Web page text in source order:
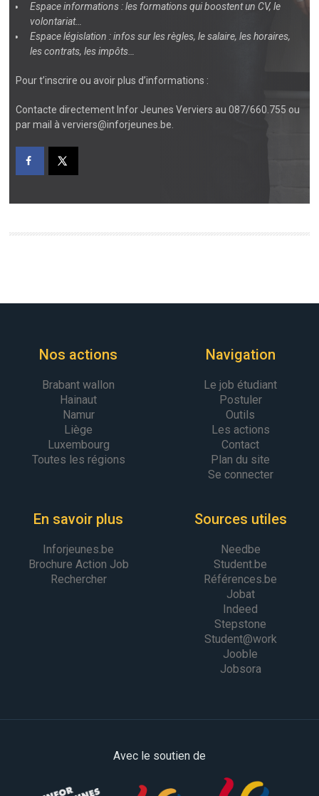
Espace informations : les formations qui boostent un CV, le
volontariat…
Espace législation : infos sur les règles, le salaire, les horaires,
les contrats, les impôts…
Pour t’inscrire ou avoir plus d’informations :
Contacte directement Infor Jeunes Verviers au 087/660.755 ou
par mail à verviers@inforjeunes.be.
Nos actions
Brabant wallon
Hainaut
Namur
Liège
Luxembourg
Toutes les régions
Navigation
Le job étudiant
Postuler
Outils
Les actions
Contact
Plan du site
Se connecter
En savoir plus
Inforjeunes.be
Brochure Action Job
Rechercher
Sources utiles
Needbe
Student.be
Références.be
Jobat
Indeed
Stepstone
Student@work
Jooble
Jobsora
Avec le soutien de